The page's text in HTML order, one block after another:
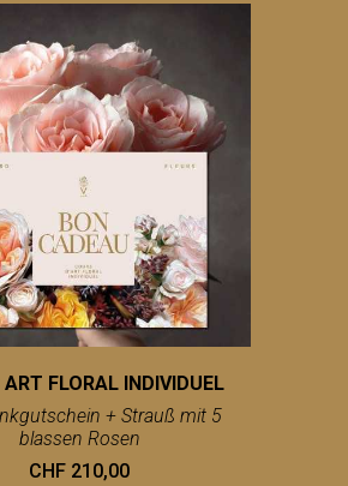
ART FLORAL INDIVIDUEL
+ Strauß mit 5
blassen Rosen
CHF 210,00